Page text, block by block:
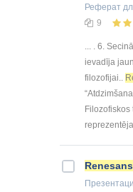
Реферат
9
... . 6.
ievadīja
filozofijai..
Filozofiskos
reprezentēja